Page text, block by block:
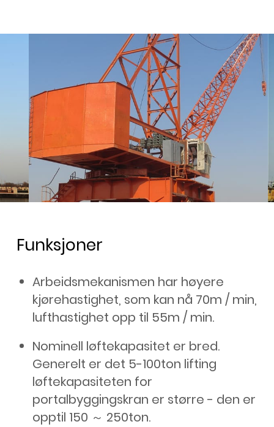
Funksjoner
Arbeidsmekanismen har høyere
kjørehastighet, som kan nå 70m / min,
lufthastighet opp til 55m / min.
Nominell løftekapasitet er bred.
Generelt er det 5-100ton lifting
løftekapasiteten for
portalbyggingskran er større - den er
opptil 150 ～ 250ton.